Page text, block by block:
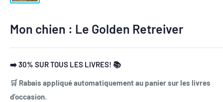
Mon chien : Le Golden Retreiver
➡️ 30% SUR TOUS LES LIVRES! 📚
🛒 Rabais appliqué automatiquement au panier sur les livres
d’occasion.